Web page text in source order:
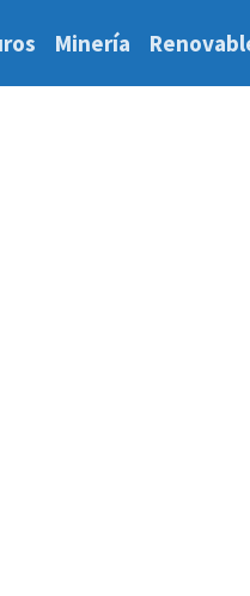
Minería